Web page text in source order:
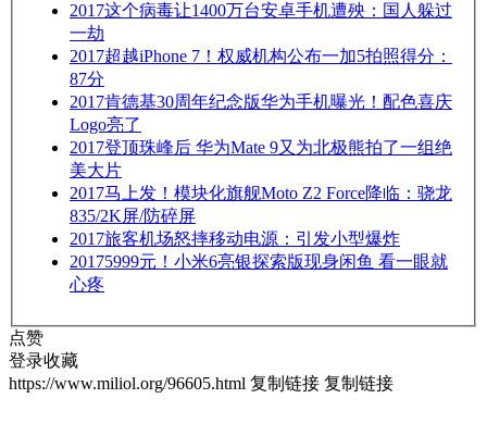
2017这个病毒让1400万台安卓手机遭殃：国人躲过
一劫
2017超越iPhone 7！权威机构公布一加5拍照得分：
87分
2017肯德基30周年纪念版华为手机曝光！配色喜庆
Logo亮了
2017登顶珠峰后 华为Mate 9又为北极熊拍了一组绝
美大片
2017马上发！模块化旗舰Moto Z2 Force降临：骁龙
835/2K屏/防碎屏
2017旅客机场怒摔移动电源：引发小型爆炸
20175999元！小米6亮银探索版现身闲鱼 看一眼就
心疼
点赞
登录收藏
https://www.miliol.org/96605.html 复制链接 复制链接